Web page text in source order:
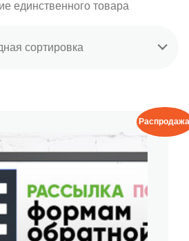
единственного товара
сортировка